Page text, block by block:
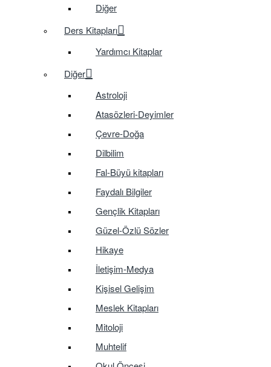
Diğer
Ders Kitapları
Yardımcı Kitaplar
Diğer
Astroloji
Atasözleri-Deyimler
Çevre-Doğa
Dilbilim
Fal-Büyü kitapları
Faydalı Bilgiler
Gençlik Kitapları
Güzel-Özlü Sözler
Hikaye
İletişim-Medya
Kişisel Gelişim
Meslek Kitapları
Mitoloji
Muhtelif